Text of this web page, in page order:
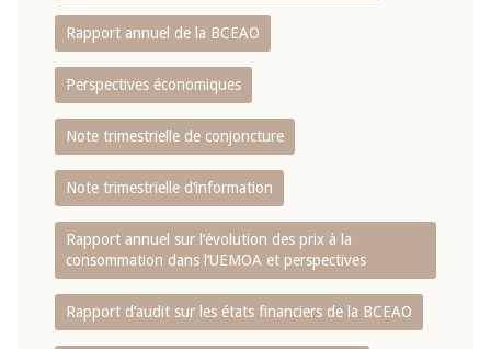
Rapport annuel de la BCEAO
Perspectives économiques
Note trimestrielle de conjoncture
Note trimestrielle d‘information
Rapport annuel sur l‘évolution des prix à la
consommation dans l‘UEMOA et perspectives
Rapport d‘audit sur les états financiers de la BCEAO